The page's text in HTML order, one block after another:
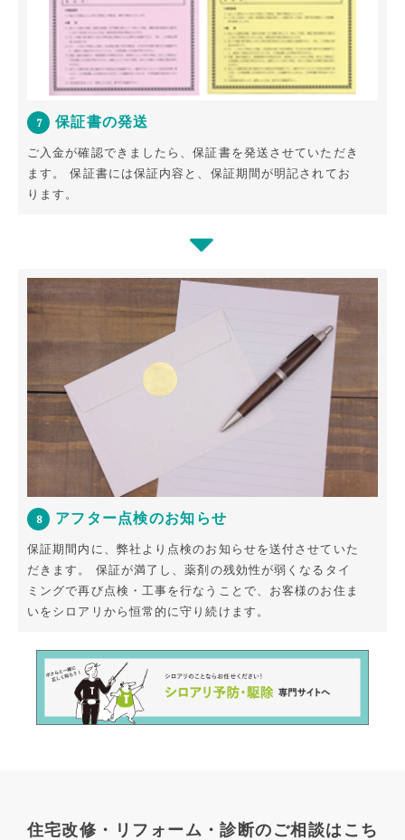
7 保証書の発送
ご入金が確認できましたら、保証書を発送させていただき
ます。
保証書には保証内容と、保証期間が明記されてお
ります。
8 アフター点検のお知らせ
保証期間内に、弊社より点検のお知らせを送付させていた
だきます。
保証が満了し、薬剤の残効性が弱くなるタイ
ミングで再び点検・工事を行なうことで、お客様のお住ま
いをシロアリから恒常的に守り続けます。
住宅改修・リフォーム・診断のご相談はこち